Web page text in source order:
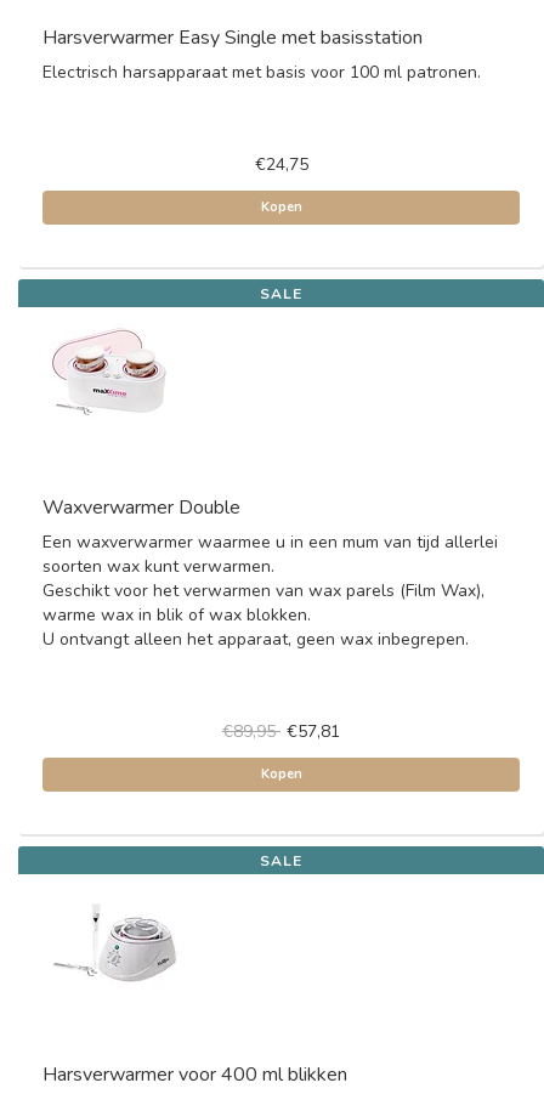
Harsverwarmer Easy Single met basisstation
Electrisch harsapparaat met basis voor 100 ml patronen.
€24,75
Kopen
SALE
Waxverwarmer Double
Een waxverwarmer waarmee u in een mum van tijd allerlei
soorten wax kunt verwarmen.
Geschikt voor het verwarmen van wax parels (Film Wax),
warme wax in blik of wax blokken.
U ontvangt alleen het apparaat, geen wax inbegrepen.
€89,95 €57,81
Kopen
SALE
Harsverwarmer voor 400 ml blikken